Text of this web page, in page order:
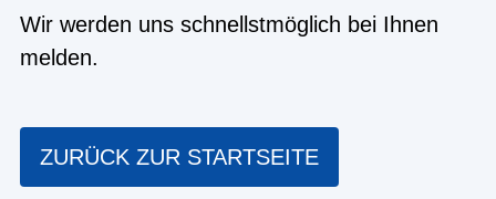
Wir werden uns schnellstmöglich bei Ihnen
melden.
ZURÜCK ZUR STARTSEITE